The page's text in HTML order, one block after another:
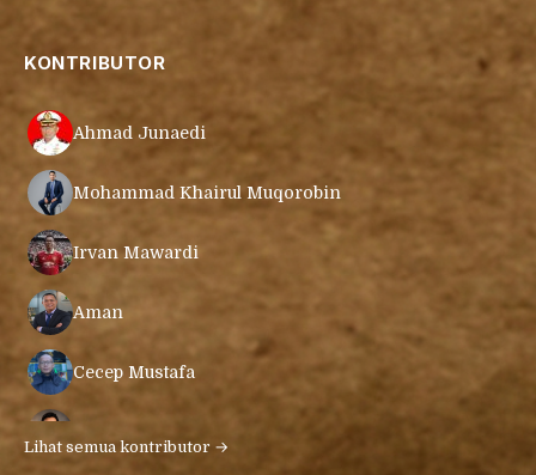
KONTRIBUTOR
Mohammad Khairul Muqorobin